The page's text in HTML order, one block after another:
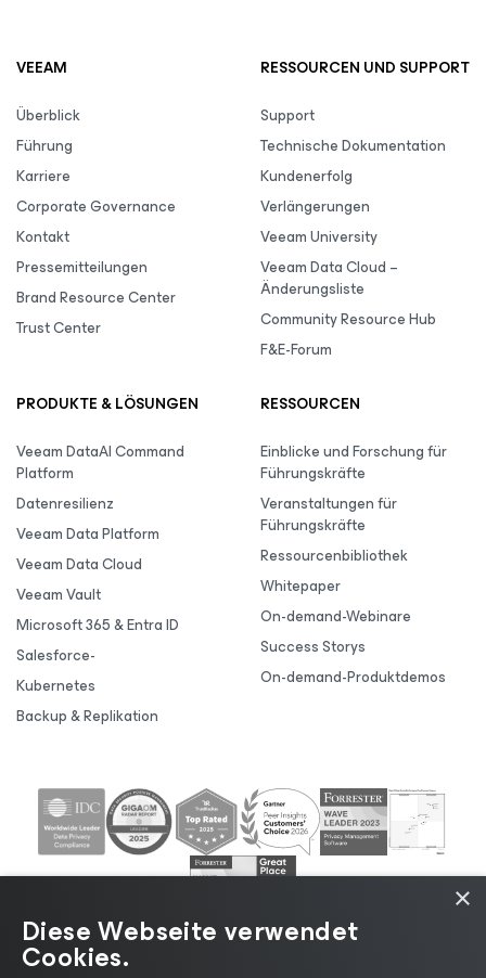
VEEAM
Überblick
Führung
Karriere
Corporate Governance
Kontakt
Pressemitteilungen
Brand Resource Center
Trust Center
RESSOURCEN UND SUPPORT
Support
Technische Dokumentation
Kundenerfolg
Verlängerungen
Veeam University
Veeam Data Cloud –
Änderungsliste
Community Resource Hub
F&E-Forum
PRODUKTE & LÖSUNGEN
Veeam DataAI Command
Platform
Datenresilienz
Veeam Data Platform
Veeam Data Cloud
Veeam Vault
Microsoft 365 & Entra ID
Salesforce-
Kubernetes
Backup & Replikation
RESSOURCEN
Einblicke und Forschung für
Führungskräfte
Veranstaltungen für
Führungskräfte
Ressourcenbibliothek
Whitepaper
On-demand-Webinare
Success Storys
On-demand-Produktdemos
×
Diese Webseite verwendet
Cookies.